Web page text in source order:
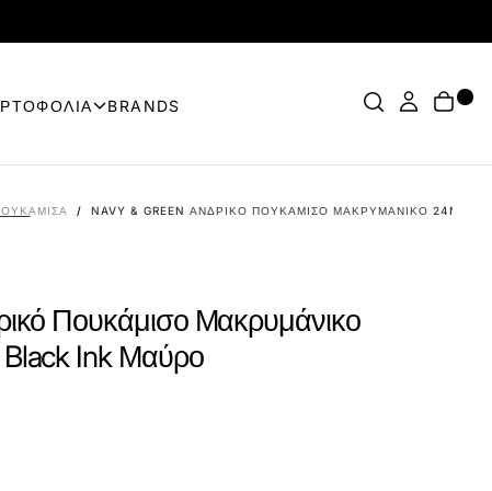
BRANDS
/ NAVY & GREEN ΑΝΔΡΙΚΌ ΠΟΥΚΆΜΙΣΟ ΜΑΚΡΥΜΆΝΙΚΟ
Πουκάμισο Μακρυμάνικο
Ink Μαύρο